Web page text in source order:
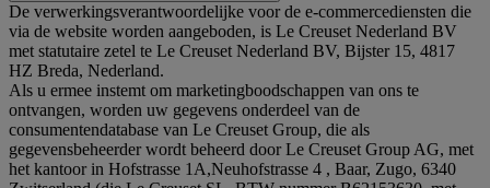
De verwerkingsverantwoordelijke voor de e-commercediensten die
via de website worden aangeboden, is Le Creuset Nederland BV
met statutaire zetel te Le Creuset Nederland BV, Bijster 15, 4817
HZ Breda, Nederland.
Als u ermee instemt om marketingboodschappen van ons te
ontvangen, worden uw gegevens onderdeel van de
consumentendatabase van Le Creuset Group, die als
gegevensbeheerder wordt beheerd door Le Creuset Group AG, met
het kantoor in Hofstrasse 1A,Neuhofstrasse 4 , Baar, Zugo, 6340